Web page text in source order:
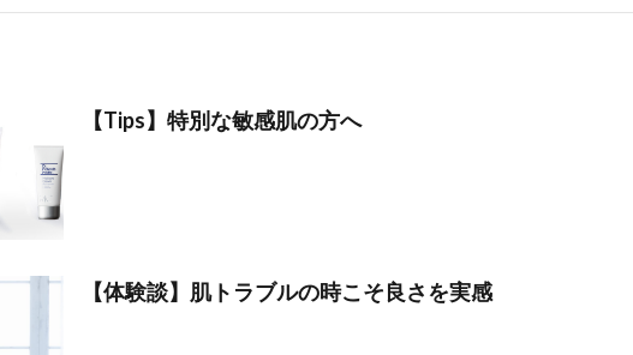
【Tips】特別な敏感肌の方へ
【体験談】肌トラブルの時こそ良さを実感